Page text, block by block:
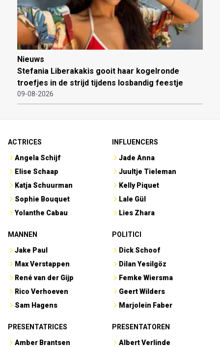
Nieuws
Stefania Liberakakis gooit haar kogelronde
troefjes in de strijd tijdens losbandig feestje
09-08-2026
ACTRICES
Angela Schijf
Elise Schaap
Katja Schuurman
Sophie Bouquet
Yolanthe Cabau
INFLUENCERS
Jade Anna
Juultje Tieleman
Kelly Piquet
Lale Gül
Lies Zhara
MANNEN
Jake Paul
Max Verstappen
René van der Gijp
Rico Verhoeven
Sam Hagens
POLITICI
Dick Schoof
Dilan Yesilgöz
Femke Wiersma
Geert Wilders
Marjolein Faber
PRESENTATRICES
Amber Brantsen
PRESENTATOREN
Albert Verlinde